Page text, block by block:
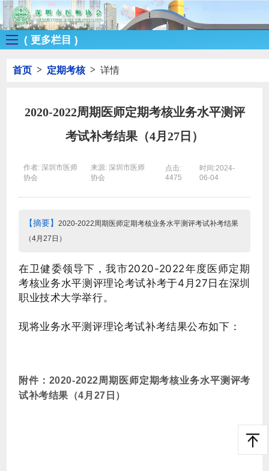
( 更多栏目 )
首页 > 定期考核> 详情
2020-2022周期医师定期考核业务水平测评
考试补考结果（4月27日）
作者: 深圳市医师
协会
来源: 深圳市医师
协会
点击:
4475
时间:2024-
06-04
【摘要】 2020-2022周期医师定期考核业务水平测评考试补考结果
（4月27日）
在卫健委领导下，我市2020-2022年度医师定期
考核业务水平测评理论考试补考于4月27日在深圳
职业技术大学举行。
现将业务水平测评理论考试补考结果公布如下：
附件：​2020-2022周期医师定期考核业务水平测评考
试补考结果（4月27日）